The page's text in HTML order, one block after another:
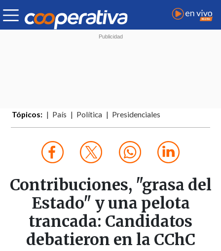
Tópicos: País Política Presidenciales
Contribuciones, "grasa del
Estado" y una pelota
trancada: Candidatos
debatieron en la CChC